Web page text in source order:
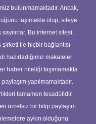
bulunmamaktadır. Ancak,
taşımakta olup, siteye
Bu internet sitesi,
ile hiçbir bağlantısı
hazırladığımız makaleler
haber niteliği taşımamakta
yapılmamaktadır.
tamamen tesadüfidir.
ücretsiz bir bilgi paylaşım
aykırı olduğunu